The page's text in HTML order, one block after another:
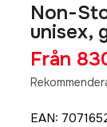
Non-
unisex,
Från
EAN: